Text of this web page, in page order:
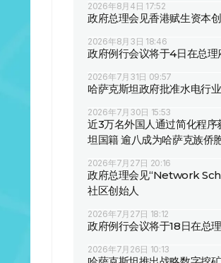
2026年8月4日 17:52
政府总理会见香港赋生资本
2026年8月3日 18:46
政府例行会议将于4日在总理
2026年7月31日 09:57
哈萨克斯坦政府批准水电行
2026年7月30日 15:53
近3万名外国人通过简化程序
坦国籍 逾八成为哈萨克族侨
2026年7月27日 20:16
政府总理会见“Network
社区创始人
2026年7月27日 18:12
政府例行会议将于18日在总
2026年7月26日 10:13